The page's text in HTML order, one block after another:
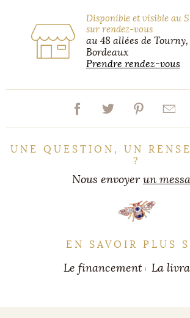
Disponible et visible au
sur rendez-vous
au 48 allées de
Bordeaux
Prendre rendez-vous
UNE QUESTION, UN
?
Nous envoyerun
EN SAVOIR PLUS
Le financement La